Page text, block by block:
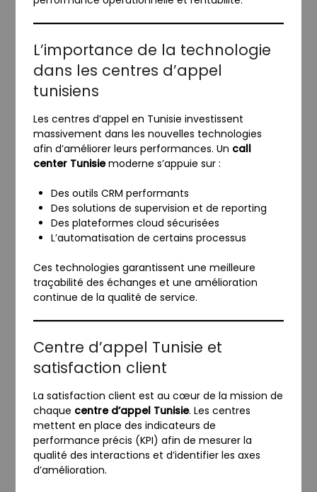
L’importance de la technologie
dans les centres d’appel
tunisiens
Les centres d’appel en Tunisie investissent
massivement dans les nouvelles technologies
afin d’améliorer leurs performances. Un call
center Tunisiemoderne s’appuie sur :
Des outils CRM performants
Des solutions de supervision et de reporting
Des plateformes cloud sécurisées
L’automatisation de certains processus
Ces technologies garantissent une meilleure
traçabilité des échanges et une amélioration
continue de la qualité de service.
Centre d’appel Tunisie et
satisfaction client
La satisfaction client est au cœur de la mission de
chaque centre d’appel Tunisie. Les centres
mettent en place des indicateurs de
performance précis (KPI) afin de mesurer la
qualité des interactions et d’identifier les axes
d’amélioration.